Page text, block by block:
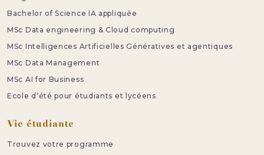
Bachelor of Science IA appliquée
MSc Data engineering & Cloud computing
MSc Intelligences Artificielles Génératives et agentiques
MSc Data Management
MSc AI for Business
Ecole d’été pour étudiants et lycéens
Vie étudiante
Trouvez votre programme